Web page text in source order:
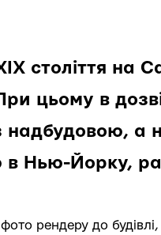
століття на
цьому в
надбудовою, а
в Нью-Йорку,
фото рендеру до